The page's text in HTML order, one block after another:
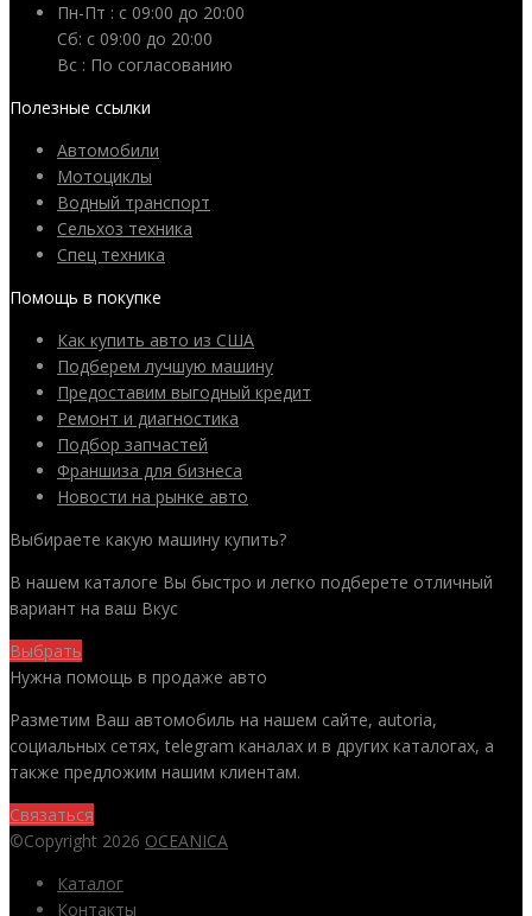
Пн-Пт : с 09:00 до 20:00
Сб: c 09:00 до 20:00
Вс : По согласованию
Полезные ссылки
Автомобили
Мотоциклы
Водный транспорт
Сельхоз техника
Спец техника
Помощь в покупке
Как купить авто из США
Подберем лучшую машину
Предоставим выгодный кредит
Ремонт и диагностика
Подбор запчастей
Франшиза для бизнеса
Новости на рынке авто
Выбираете какую машину купить?
В нашем каталоге Вы быстро и легко подберете отличный
вариант на ваш Вкус
Выбрать
Нужна помощь в продаже авто
Разметим Ваш автомобиль на нашем сайте, autoria,
социальных сетях, telegram каналах и в других каталогах, а
также предложим нашим клиентам.
Связаться
©Copyright 2026 OCEANICA
Каталог
Контакты